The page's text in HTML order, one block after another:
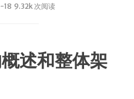
18 9.32k 次阅读
述和整体架